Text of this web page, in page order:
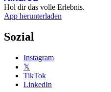
Hol dir das volle Erlebnis.
App herunterladen
Sozial
Instagram
𝕏
TikTok
LinkedIn